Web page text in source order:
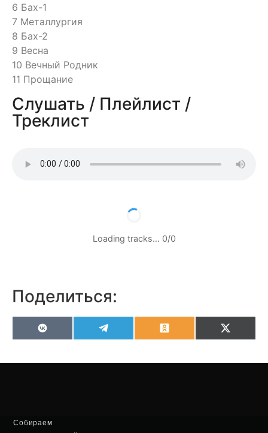
6 Бах-1
7 Металлургия
8 Бах-2
9 Весна
10 Вечный Родник
11 Прощание
Слушать / Плейлист /
Треклист
Loading tracks… 0/0
Поделиться:
VK OdnoklassnikiX
Собираем